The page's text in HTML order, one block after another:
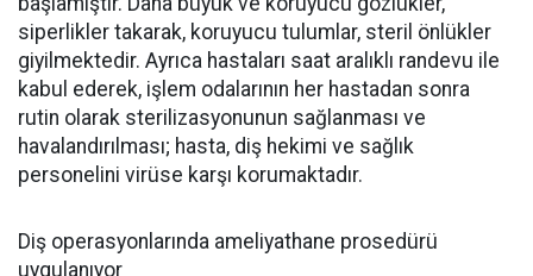
siperlikler takarak, koruyucu tulumlar, steril önlükler
giyilmektedir. Ayrıca hastaları saat aralıklı randevu ile
kabul ederek, işlem odalarının her hastadan sonra
rutin olarak sterilizasyonunun sağlanması ve
havalandırılması; hasta, diş hekimi ve sağlık
personelini virüse karşı korumaktadır.
Diş operasyonlarında ameliyathane prosedürü
uygulanıyor